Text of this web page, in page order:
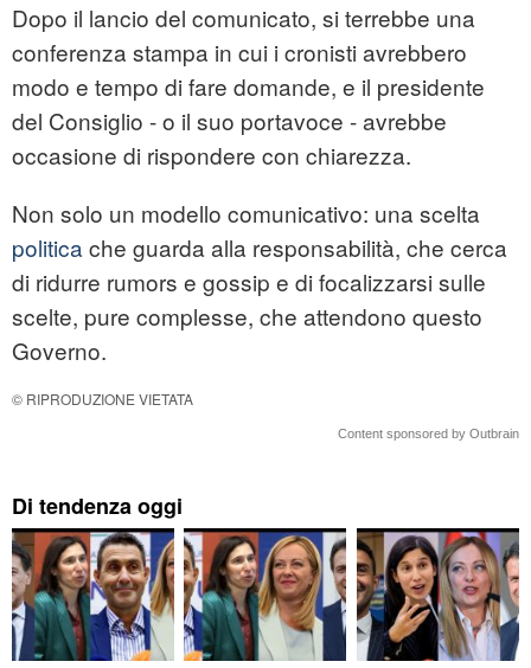
Dopo il lancio del comunicato, si terrebbe una
conferenza stampa in cui i cronisti avrebbero
modo e tempo di fare domande, e il presidente
del Consiglio - o il suo portavoce - avrebbe
occasione di rispondere con chiarezza.
Non solo un modello comunicativo: una scelta
politica che guarda alla responsabilità, che cerca
di ridurre rumors e gossip e di focalizzarsi sulle
scelte, pure complesse, che attendono questo
Governo.
© RIPRODUZIONE VIETATA
Content sponsored by Outbrain
Di tendenza oggi